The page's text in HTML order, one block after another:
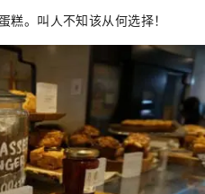
。叫人不知该从何选择！